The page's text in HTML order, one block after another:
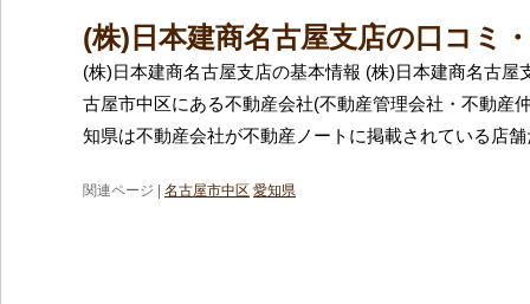
(株)日本建商名古屋支店の口コミ
(株)日本建商名古屋支店の基本情報 (株)日本建商名古屋
古屋市中区にある不動産会社(不動産管理会社・不動産
知県は不動産会社が不動産ノートに掲載されている店
関連ページ | 名古屋市中区 愛知県